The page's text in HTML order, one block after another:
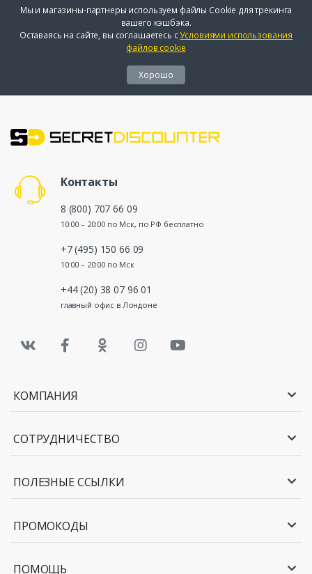
Мы и магазины-партнеры используем файлы Cookie для трекинга
вашего кэшбэка.
Оставаясь на сайте, вы соглашаетесь сУсловиями использования
файлов cookie
Хорошо
Контакты
8 (800) 707 66 09
10:00 – 20:00 по Мск, по РФ бесплатно
+7 (495) 150 66 09
10:00 – 20:00 по Мск
+44 (20) 38 07 96 01
главный офис в Лондоне
КОМПАНИЯ
СОТРУДНИЧЕСТВО
ПОЛЕЗНЫЕ ССЫЛКИ
ПРОМОКОДЫ
ПОМОЩЬ